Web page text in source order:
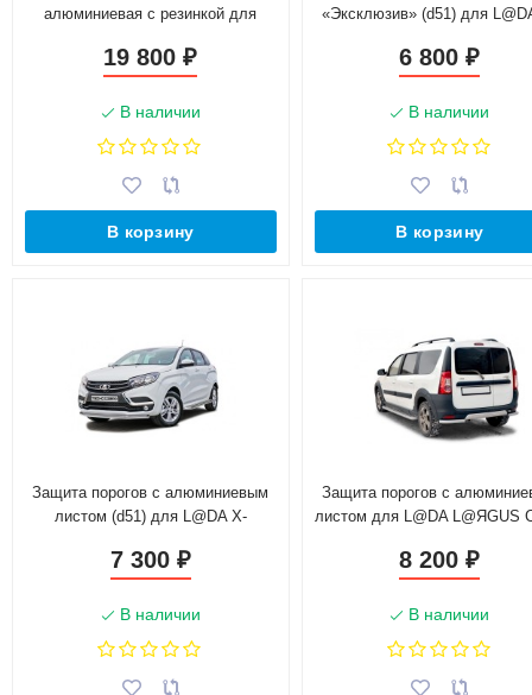
алюминиевая с резинкой для
19 800₽
В наличии
В корзину
«Эксклюзив» (d51) для
6 800₽
В наличии
В корзину
Защита порогов с алюминиевым
листом (d51) для L@DA X-
7 300 ₽
В наличии
Защита порогов с
листом для L@DA L@ЯGUS
8 200₽
В наличии